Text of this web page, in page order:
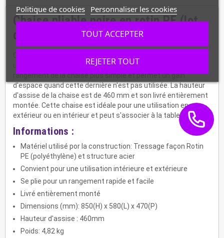
Chaise pliable noire en rotin PE (lot
de 2) - BOLERO - GL303
une structure en acier. Le système de pliage rend le
rangement de la chaise plus simple et permet un gain
d'espace quand cette dernière n'est pas utilisée. La hauteur
d'assise de la chaise est de 460 mm et son livré entièrement
montée. Cette chaise est idéale pour une utilisation en
extérieur ou en intérieur et peut s'associer à la table GL303.
Informations :
Matériel utilisé por la construction: Tressage façon Rotin
PE (polyéthylène) et structure acier
Convient pour une utilisation intérieure et extérieure
Se plie pour un rangement rapide et facile
Livré entièrement monté
Dimensions (mm): 850(H) x 580(L) x 470(P)
Hauteur d'assise : 460mm
Poids: 4,82 kg
Politique de cookies Personnaliser les cookies
REJETER TOUT
TOUT ACCEPTER